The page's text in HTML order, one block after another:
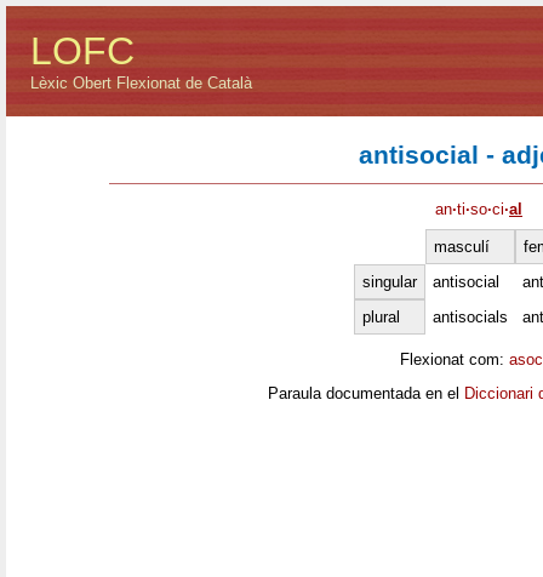
LOFC
Lèxic Obert Flexionat de Català
antisocial -
an·ti·so·ci·al
masculí
singular
antisocial
plural
antisocials
Flexionat com:
Paraula documentada en el Diccionari